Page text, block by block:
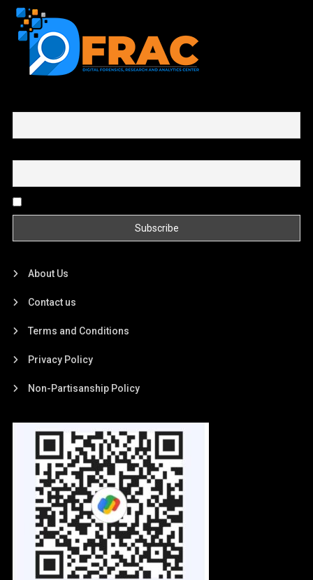
About Us
Contact us
Terms and Conditions
Privacy Policy
Non-Partisanship Policy